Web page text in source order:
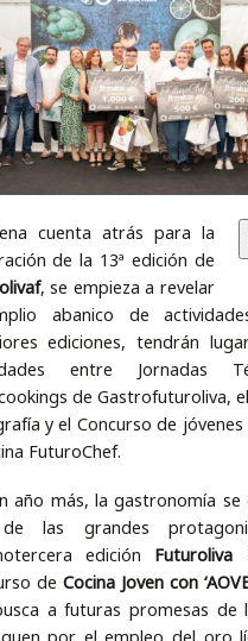
cuenta atrás para la
de la 13ª edición de
, se empieza a revelar
abanico de
ediciones, tendrán
entre Jornadas
de Gastrofuturoliva,
y el Concurso de
FuturoChef.
año más, la gastronomía se
las grandes
edición
de Cocina Joven con
a futuras promesas de